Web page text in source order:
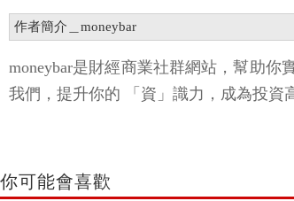
作者簡介＿moneybar
moneybar是財經商業社群網站，幫助
我們，提升你的 「資」識力，成為投資
你可能會喜歡